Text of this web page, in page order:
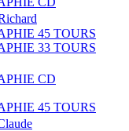
45 TOURS
33 TOURS
CD
45 TOURS